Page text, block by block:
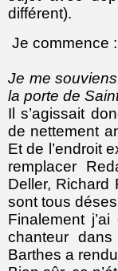
différent).
Je commence :
Je me
la porte de
Il s’agissait
de nettement
Et de l’endroit
remplacer
Deller,
sont tous
Finalement
chanteur
Barthes a